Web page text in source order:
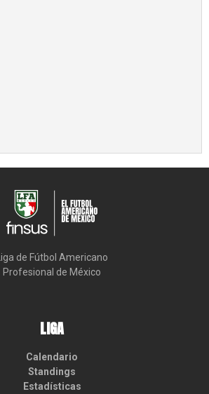
Liga de Fútbol Americano
Profesional de México
LIGA
Calendario
Standings
Estadísticas